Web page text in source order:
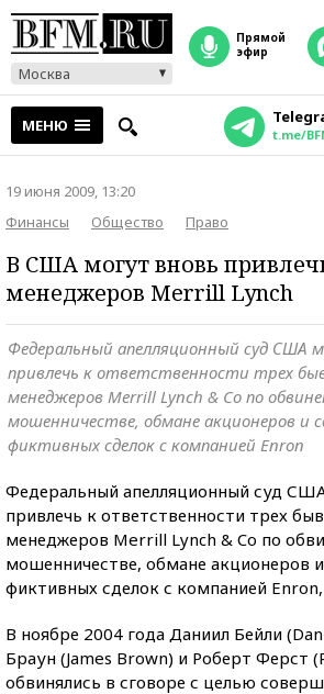
Москва
прямой
эфир
МЕНЮ t.me/
19 июня 2009, 13:20
Финансы
Общество Право
В США могут вновь
менеджеров Merrill Lynch
Федеральный апелляционный суд США
привлечь к ответственности трех
менеджеров Merrill Lynch & Co по
мошенничестве, обмане акционеров и
фиктивных сделок с компанией Enron
Федеральный апелляционный суд
привлечь к ответственности трех
менеджеров Merrill Lynch & Co по
мошенничестве, обмане акционеров
фиктивных сделок с компанией
В ноябре 2004 года Даниил Бейли
Браун (James Brown) и Роберт Ферст
обвинялись в сговоре с целью